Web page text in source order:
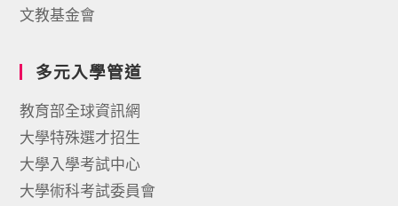
文教基金會
多元入學管道
教育部全球資訊網
大學特殊選才招生
大學入學考試中心
大學術科考試委員會